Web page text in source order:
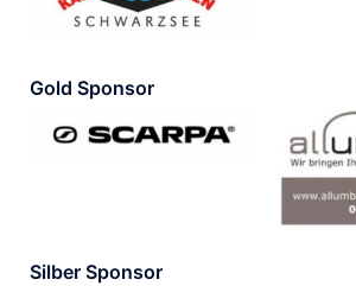
Gold Sponsor
Silber Sponsor